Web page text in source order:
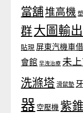
當舖堆高機
群大圖輸出
貼現 屏東汽機車
會館 早洩治療 未
洗滌塔 滑鼠墊
器 空壓機 紫